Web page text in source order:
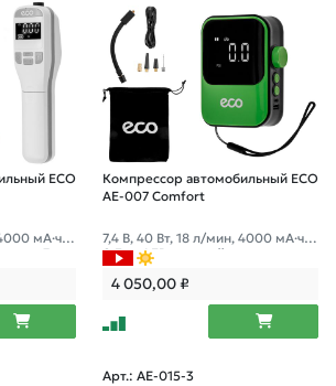
ECO
мА·ч, 1
3 нас
Компрессор автомобильный ECO
AE-007 Comfort
7,4 В, 40 Вт, 18 л/мин, 4000 мА·ч, 1
0 Бар, LED дисплей, режим повер
банка, фонарь, 4 насадки, сумка
4 050,00₽
Арт.: AE-015-3